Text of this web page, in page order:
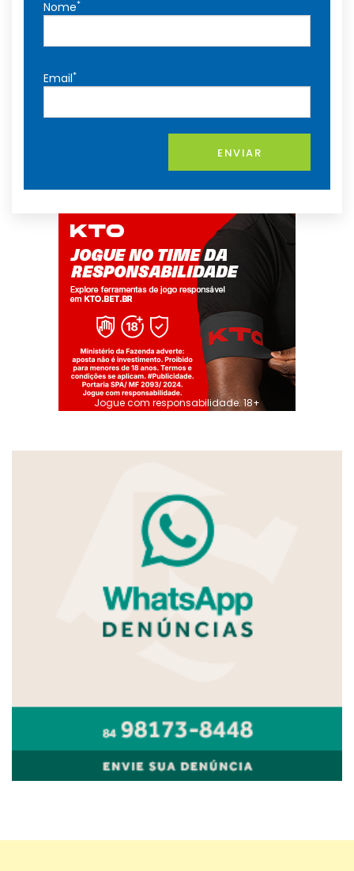
Nome*
Email*
ENVIAR
Jogue com responsabilidade. 18+